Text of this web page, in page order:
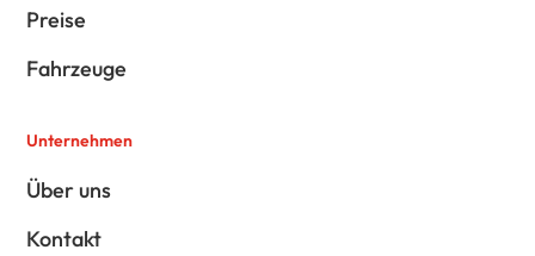
Preise
Fahrzeuge
Unternehmen
Über uns
Kontakt